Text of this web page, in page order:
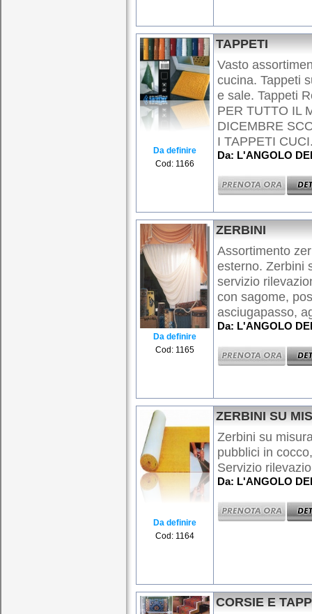
Da definire
Cod: 1166
TAPPETI
Vasto
cucina. Tappeti
e sale. Tappeti
PER TUTTO IL
DICEMBRE
I TAPPETI
Da: L'ANGOLO
Da definire
Cod: 1165
ZERBINI
Assortimento
esterno. Zerbini
servizio
con sagome,
asciugapasso,
Da: L'ANGOLO
Da definire
Cod: 1164
ZERBINI SU
Zerbini su
pubblici in
Servizio
Da: L'ANGOLO
CORSIE E